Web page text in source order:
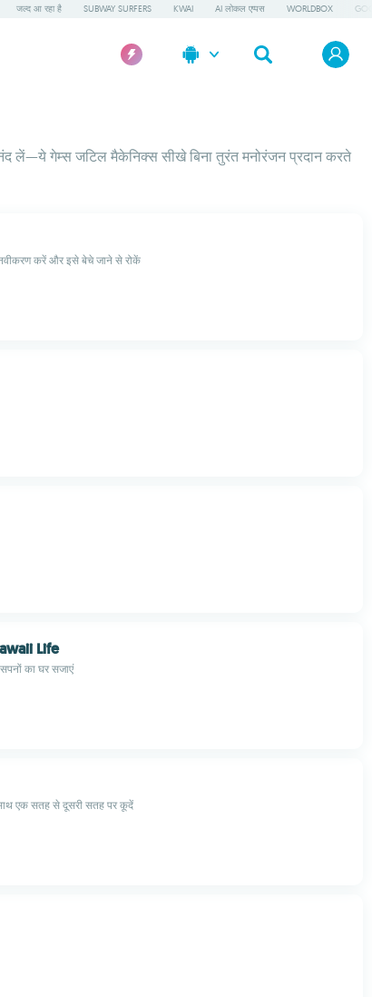
जल्द आ रहा है SUBWAY SURFERS KWAI AI लोकल एप्पस WORLDBOX
लें—ये गेम्स जटिल मैकेनिक्स सीखे बिना तुरंत मनोरंजन प्रदान करते
नवीकरण करें और इसे बेचे जाने से रोकें
Life
का घर सजाएं
एक सतह से दूसरी सतह पर कूदें